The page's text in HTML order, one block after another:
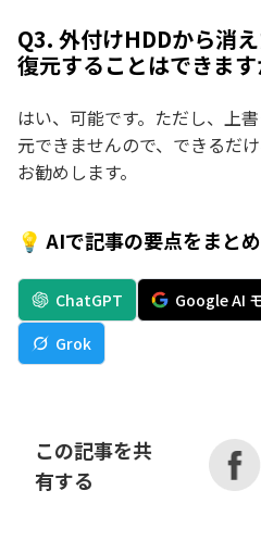
Q3. 外付けHDDから消
復元することはできます
はい、可能です。ただし、上
元できませんので、できるだ
お勧めします。
💡 AIで記事の要点をまと
ChatGPT Google AI
Grok
この記事を共
有する